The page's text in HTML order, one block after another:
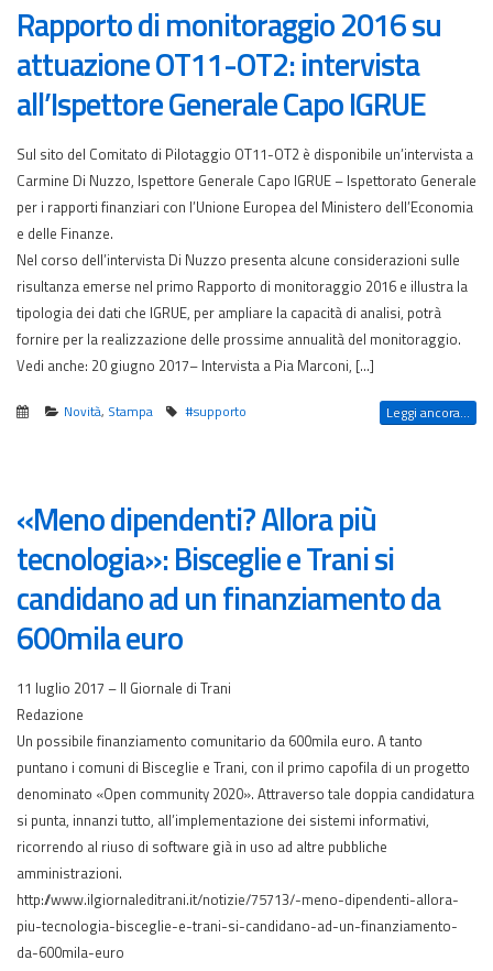
Rapporto di monitoraggio 2016 su
attuazione OT11-OT2: intervista
all’Ispettore Generale Capo IGRUE
Sul sito del Comitato di Pilotaggio OT11-OT2 è disponibile un’intervista a
Carmine Di Nuzzo, Ispettore Generale Capo IGRUE – Ispettorato Generale
per i rapporti finanziari con l’Unione Europea del Ministero dell’Economia
e delle Finanze.
Nel corso dell’intervista Di Nuzzo presenta alcune considerazioni sulle
risultanza emerse nel primo Rapporto di monitoraggio 2016 e illustra la
tipologia dei dati che IGRUE, per ampliare la capacità di analisi, potrà
fornire per la realizzazione delle prossime annualità del monitoraggio.
Vedi anche: 20 giugno 2017– Intervista a Pia Marconi, […]
Novità, Stampa #supporto Leggi ancora...
«Meno dipendenti? Allora più
tecnologia»: Bisceglie e Trani si
candidano ad un finanziamento da
600mila euro
11 luglio 2017 – Il Giornale di Trani
Redazione
Un possibile finanziamento comunitario da 600mila euro. A tanto
puntano i comuni di Bisceglie e Trani, con il primo capofila di un progetto
denominato «Open community 2020». Attraverso tale doppia candidatura
si punta, innanzi tutto, all’implementazione dei sistemi informativi,
ricorrendo al riuso di software già in uso ad altre pubbliche
amministrazioni.
http://www.ilgiornaleditrani.it/notizie/75713/-meno-dipendenti-allora-
piu-tecnologia-bisceglie-e-trani-si-candidano-ad-un-finanziamento-
da-600mila-euro